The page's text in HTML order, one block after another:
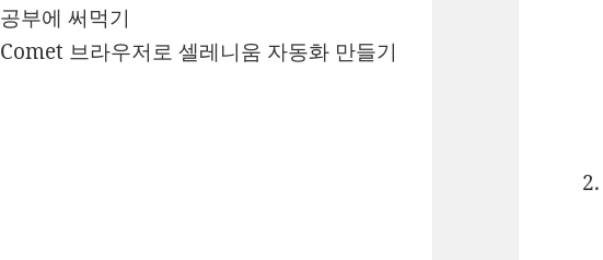
공부에 써먹기
Comet 브라우저로 셀레니움 자동화 만들기